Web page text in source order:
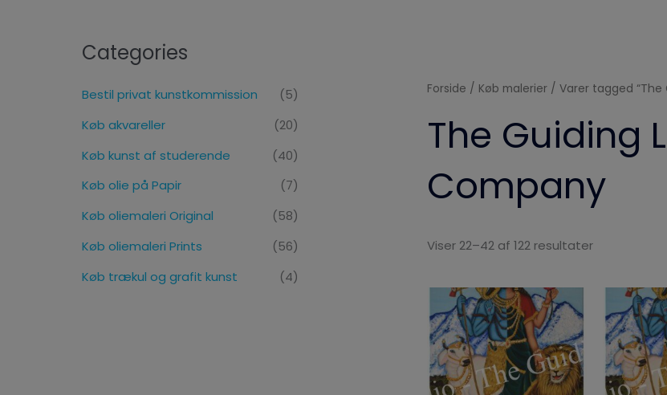
Categories
Bestil privat kunstkommission
(5)
Køb akvareller
(20)
Køb kunst af studerende
(40)
Køb olie på Papir
(7)
Køb oliemaleri Original
(58)
Køb oliemaleri Prints
(56)
Køb trækul og grafit kunst
(4)
Forside / Køb malerier /Varer tagged “The
The Guiding
Company
Viser 22–42 af 122 resultater